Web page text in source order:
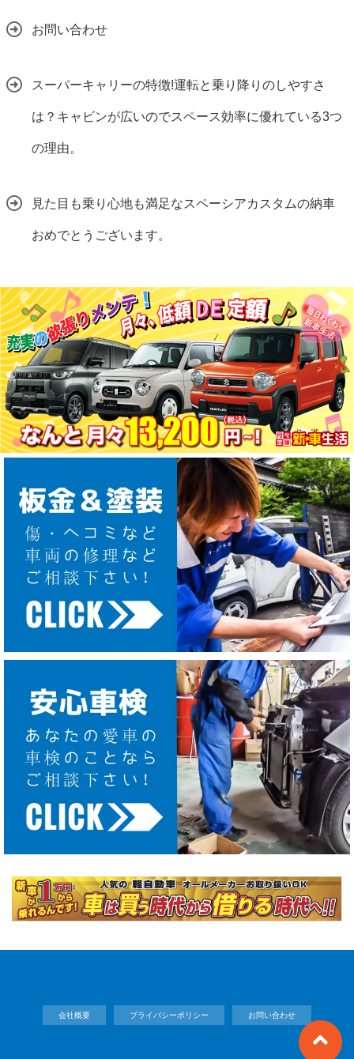
お問い合わせ
スーパーキャリーの特徴!運転と乗り降りのしやすさ
は？キャビンが広いのでスペース効率に優れている3つ
の理由。
見た目も乗り心地も満足なスペーシアカスタムの納車
おめでとうございます。
会社概要 プライバシーポリシー お問い合わせ